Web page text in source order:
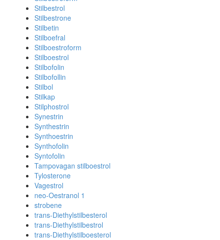
Stilbestrol
Stilbestrone
Stilbetin
Stilboefral
Stilboestroform
Stilboestrol
Stilbofolin
Stilbofollin
Stilbol
Stilkap
Stilphostrol
Synestrin
Synthestrin
Synthoestrin
Synthofolin
Syntofolin
Tampovagan stilboestrol
Tylosterone
Vagestrol
neo-Oestranol 1
strobene
trans-Diethylstilbesterol
trans-Diethylstilbestrol
trans-Diethylstilboesterol